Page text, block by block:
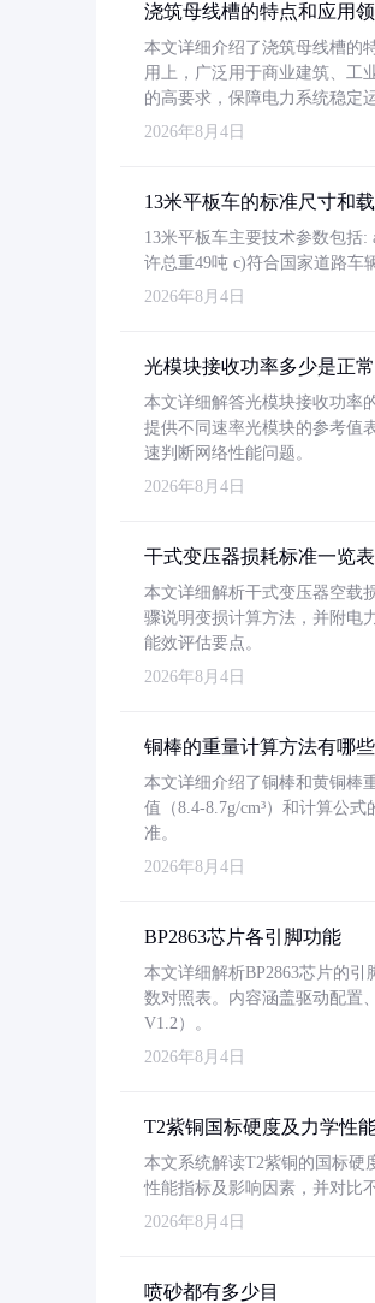
浇筑母线槽的特点和应用
本文详细介绍了浇筑母线槽的
用上，广泛用于商业建筑、工
的高要求，保障电力系统稳定
2026年8月4日
13米平板车的标准尺寸和
13米平板车主要技术参数包括:
许总重49吨 c)符合国家道路车
2026年8月4日
光模块接收功率多少是正常
本文详细解答光模块接收功率
提供不同速率光模块的参考值
速判断网络性能问题。
2026年8月4日
干式变压器损耗标准一览
本文详细解析干式变压器空载
骤说明变损计算方法，并附电
能效评估要点。
2026年8月4日
铜棒的重量计算方法有哪些
本文详细介绍了铜棒和黄铜棒
值（8.4-8.7g/cm³）和计算公
准。
2026年8月4日
BP2863芯片各引脚功能
本文详细解析BP2863芯片的
数对照表。内容涵盖驱动配置
V1.2）。
2026年8月4日
T2紫铜国标硬度及力学性
本文系统解读T2紫铜的国标硬
性能指标及影响因素，并对比
2026年8月4日
喷砂都有多少目